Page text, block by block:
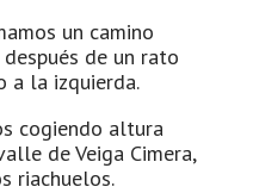
un camino
de un rato
a la izquierda.
cogiendo altura
de Veiga Cimera,
riachuelos.